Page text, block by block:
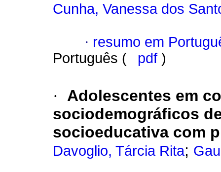
Cunha, Vanessa dos
· resumo em
Português (
pdf )
·
Adolescentes em
sociodemográficos
socioeducativa com
Davoglio, Tárcia Rita;